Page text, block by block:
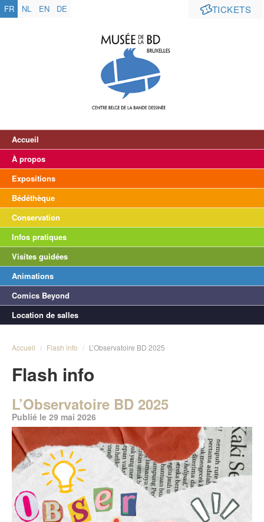
TICKETS
FR NL EN DE
Accueil
À propos
Expositions
Bédéthèque
Conservation
Infos pratiques
Visites guidées
Animations
Comics Beyond
Location de salles
Accueil / Flash info / L’Observatoire BD 2025
Flash info
L’Observatoire BD 2025
Publié le 29 mai 2026